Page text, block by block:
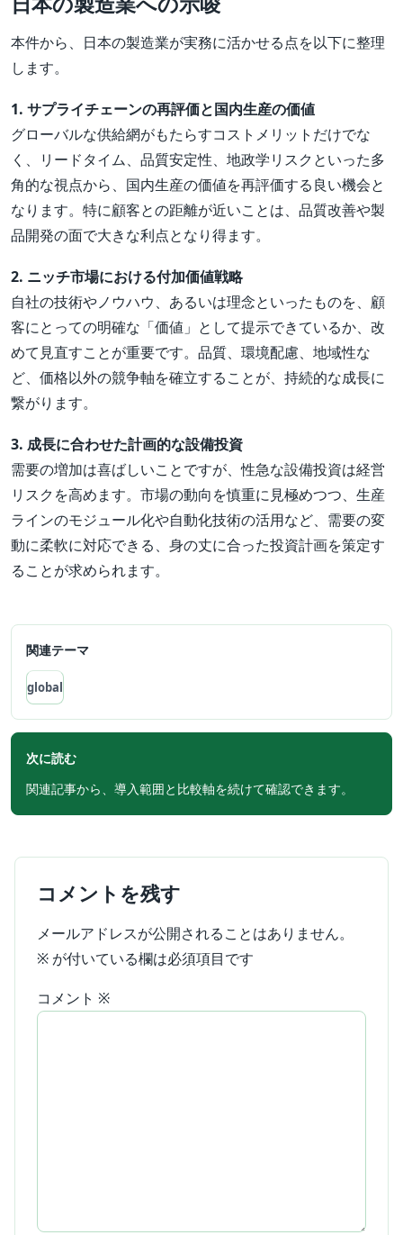
本件から、日本の製造業が実務に活かせる点を以下に整理
します。
1. サプライチェーンの再評価と国内生産の価値
グローバルな供給網がもたらすコストメリットだけでな
く、リードタイム、品質安定性、地政学リスクといった多
角的な視点から、国内生産の価値を再評価する良い機会と
なります。特に顧客との距離が近いことは、品質改善や製
品開発の面で大きな利点となり得ます。
2. ニッチ市場における付加価値戦略
自社の技術やノウハウ、あるいは理念といったものを、顧
客にとっての明確な「価値」として提示できているか、改
めて見直すことが重要です。品質、環境配慮、地域性な
ど、価格以外の競争軸を確立することが、持続的な成長に
繋がります。
3. 成長に合わせた計画的な設備投資
需要の増加は喜ばしいことですが、性急な設備投資は経営
リスクを高めます。市場の動向を慎重に見極めつつ、生産
ラインのモジュール化や自動化技術の活用など、需要の変
動に柔軟に対応できる、身の丈に合った投資計画を策定す
ることが求められます。
関連テーマ
global
次に読む
関連記事から、導入範囲と比較軸を続けて確認できます。
コメントを残す
メールアドレスが公開されることはありません。
※ が付いている欄は必須項目です
コメント ※